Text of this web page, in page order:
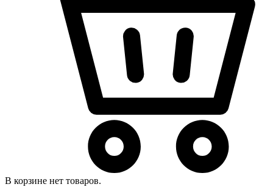
В корзине нет товаров.